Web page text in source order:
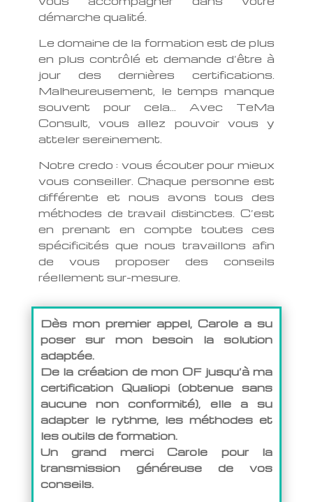
démarche qualité.
Le domaine de la formation est de plus
en plus contrôlé et demande d’être à
jour des dernières certifications.
Malheureusement, le temps manque
souvent pour cela… Avec TeMa
Consult, vous allez pouvoir vous y
atteler sereinement.
Notre credo : vous écouter pour mieux
vous conseiller. Chaque personne est
différente et nous avons tous des
méthodes de travail distinctes. C’est
en prenant en compte toutes ces
spécificités que nous travaillons afin
de vous proposer des conseils
réellement sur-mesure.
Dès mon premier appel, Carole a su
poser sur mon besoin la solution
adaptée.
De la création de mon OF jusqu’à ma
certification Qualiopi (obtenue sans
aucune non conformité), elle a su
adapter le rythme, les méthodes et
les outils de formation.
Un grand merci Carole pour la
transmission généreuse de vos
conseils.